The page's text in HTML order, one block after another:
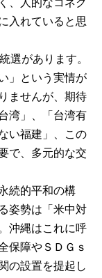
、人的なコネク
入れていると思
選があります。
」という実情が
ませんが、期待
湾」、「台湾有
い福建」、この
で、多元的な交
続的平和の構
姿勢は「米中対
沖縄はこれに呼
保障やＳＤＧｓ
の設置を提起し